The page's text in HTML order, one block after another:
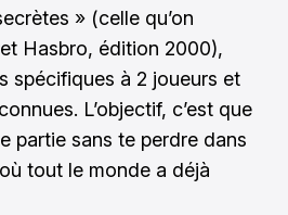
» (celle qu’on
Hasbro, édition 2000),
spécifiques à 2 joueurs et
L’objectif, c’est que
partie sans te perdre dans
tout le monde a déjà